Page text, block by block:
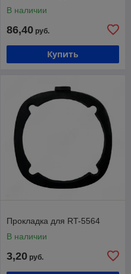
В наличии
86,40 руб.
Купить
Прокладка для RT-5564
В наличии
3,20 руб.